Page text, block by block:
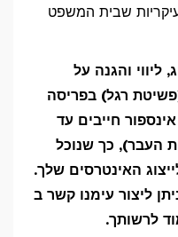
שבית המשפט
ליווי והגנה על
רגל) בפריסה
חייבים עד
העבר), כך שנוכל
האינטרסים שלך.
ליצור עימנו קשר ב